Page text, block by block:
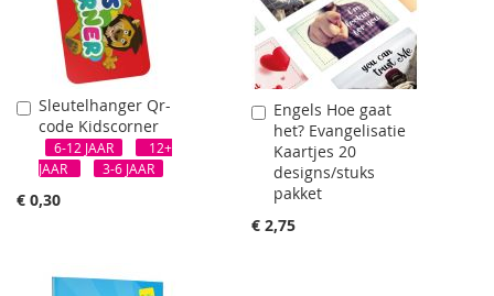
Sleutelhanger Qr-
code Kidscorner
6-12 JAAR
12+
JAAR
3-6 JAAR
€ 0,30
In
Winkelwagen
Engels Hoe gaat
het? Evangelisatie
Kaartjes 20
designs/stuks
pakket
€ 2,75
In
Winkelwagen